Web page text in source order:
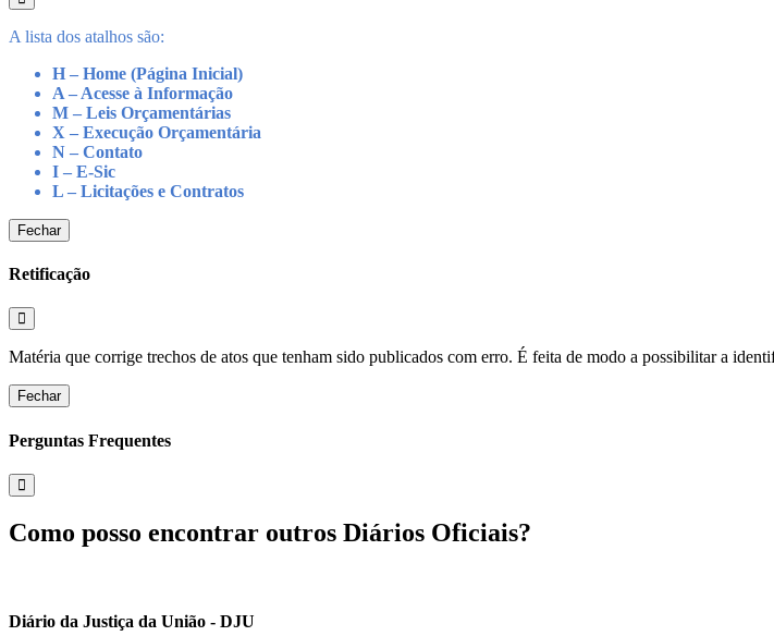
A lista dos atalhos são:
H – Home (Página Inicial)
A – Acesse à Informação
M – Leis Orçamentárias
X – Execução Orçamentária
N – Contato
I – E-Sic
L – Licitações e Contratos
Fechar
Retificação
Matéria que corrige trechos de atos que tenham sido publicados com erro. É feita de modo a possibilitar a
Fechar
Perguntas Frequentes
Como posso encontrar outros Diários Oficiais?
Diário da Justiça da União - DJU